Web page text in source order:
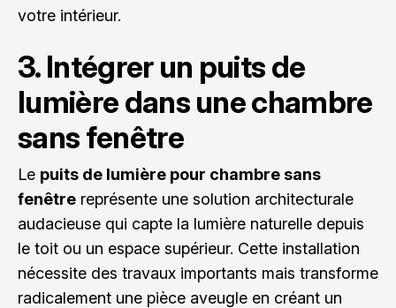
votre intérieur.
3. Intégrer un puits de
lumière dans une chambre
sans fenêtre
Le puits de lumière pour chambre sans
fenêtre représente une solution architecturale
audacieuse qui capte la lumière naturelle depuis
le toit ou un espace supérieur. Cette installation
nécessite des travaux importants mais transforme
radicalement une pièce aveugle en créant un